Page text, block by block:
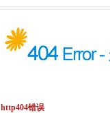
http404错误